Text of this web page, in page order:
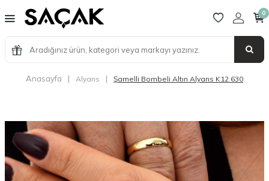
0
Anasayfa | Alyans | Şarnelli Bombeli Altın Alyans K12 630